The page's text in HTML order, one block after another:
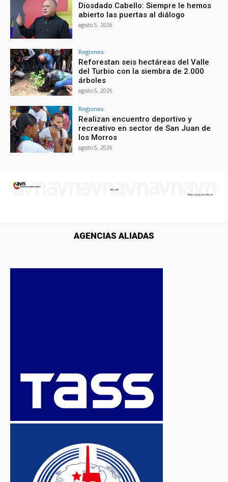
Diosdado Cabello: Siempre le hemos
abierto las puertas al diálogo
agosto 5, 2026
Regiones
Reforestan seis hectáreas del Valle
del Turbio con la siembra de 2.000
árboles
agosto 5, 2026
Regiones
Realizan encuentro deportivo y
recreativo en sector de San Juan de
los Morros
agosto 5, 2026
AGENCIAS ALIADAS